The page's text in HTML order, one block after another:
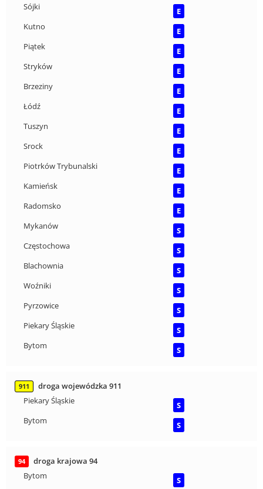
Sójki
E
Kutno
E
Piątek
E
Stryków
E
Brzeziny
E
Łódź
E
Tuszyn
E
Srock
E
Piotrków Trybunalski
E
Kamieńsk
E
Radomsko
E
Mykanów
S
Częstochowa
S
Blachownia
S
Woźniki
S
Pyrzowice
S
Piekary Śląskie
S
Bytom
S
911
droga wojewódzka 911
Piekary Śląskie
S
Bytom
S
94
droga krajowa 94
Bytom
S